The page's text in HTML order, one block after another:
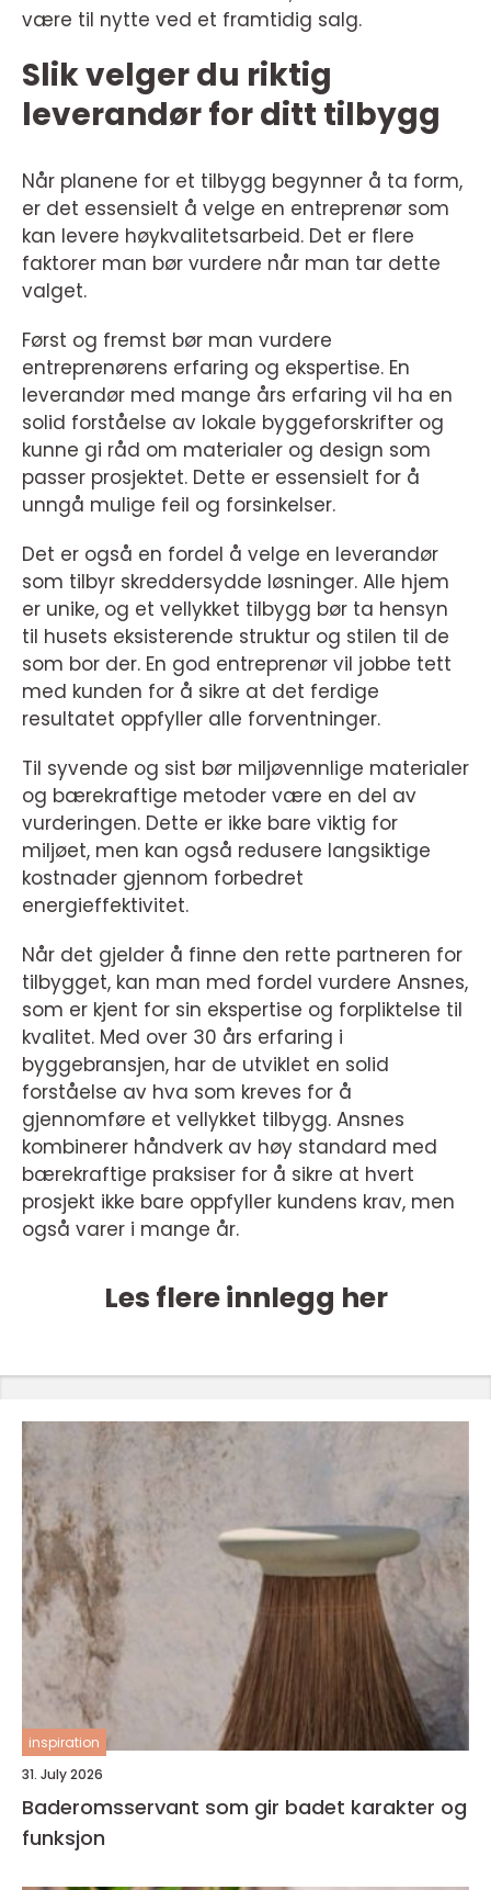
være til nytte ved et framtidig salg.
Slik velger du riktig
leverandør for ditt tilbygg
Når planene for et tilbygg begynner å ta form,
er det essensielt å velge en entreprenør som
kan levere høykvalitetsarbeid. Det er flere
faktorer man bør vurdere når man tar dette
valget.
Først og fremst bør man vurdere
entreprenørens erfaring og ekspertise. En
leverandør med mange års erfaring vil ha en
solid forståelse av lokale byggeforskrifter og
kunne gi råd om materialer og design som
passer prosjektet. Dette er essensielt for å
unngå mulige feil og forsinkelser.
Det er også en fordel å velge en leverandør
som tilbyr skreddersydde løsninger. Alle hjem
er unike, og et vellykket tilbygg bør ta hensyn
til husets eksisterende struktur og stilen til de
som bor der. En god entreprenør vil jobbe tett
med kunden for å sikre at det ferdige
resultatet oppfyller alle forventninger.
Til syvende og sist bør miljøvennlige materialer
og bærekraftige metoder være en del av
vurderingen. Dette er ikke bare viktig for
miljøet, men kan også redusere langsiktige
kostnader gjennom forbedret
energieffektivitet.
Når det gjelder å finne den rette partneren for
tilbygget, kan man med fordel vurdere Ansnes,
som er kjent for sin ekspertise og forpliktelse til
kvalitet. Med over 30 års erfaring i
byggebransjen, har de utviklet en solid
forståelse av hva som kreves for å
gjennomføre et vellykket tilbygg. Ansnes
kombinerer håndverk av høy standard med
bærekraftige praksiser for å sikre at hvert
prosjekt ikke bare oppfyller kundens krav, men
også varer i mange år.
Les flere innlegg her
inspiration
31. July 2026
Baderomsservant som gir badet karakter og
funksjon